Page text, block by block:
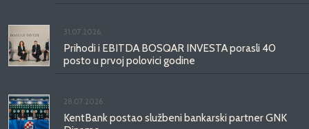
31.07.2026.
Prihodi i EBITDA BOSQAR INVESTA porasli 40
posto u prvoj polovici godine
28.07.2026.
KentBank postao službeni bankarski partner GNK